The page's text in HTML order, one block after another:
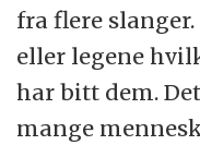
fra flere
eller legene
har bitt dem.
mange